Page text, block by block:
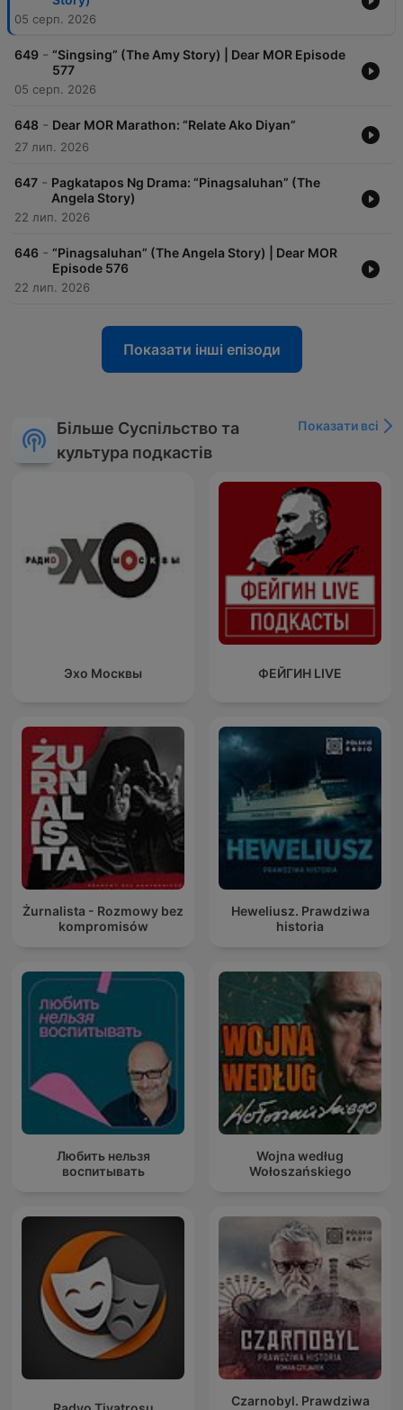
05 серп. 2026
649 - “Singsing” (The Amy Story) | Dear MOR Episode
577
05 серп. 2026
648 - Dear MOR Marathon: “Relate Ako Diyan”
27 лип. 2026
647 - Pagkatapos Ng Drama: “Pinagsaluhan” (The
Angela Story)
22 лип. 2026
646 - “Pinagsaluhan” (The Angela Story) | Dear MOR
Episode 576
22 лип. 2026
Показати інші епізоди
Більше Суспільство та
культура подкастів
Показати всі
Эхо Москвы ФЕЙГИН LIVE
Żurnalista - Rozmowy bez
kompromisów
Heweliusz. Prawdziwa
historia
Любить нельзя
воспитывать
Wojna według
Wołoszańskiego
Czarnobyl. Prawdziwa